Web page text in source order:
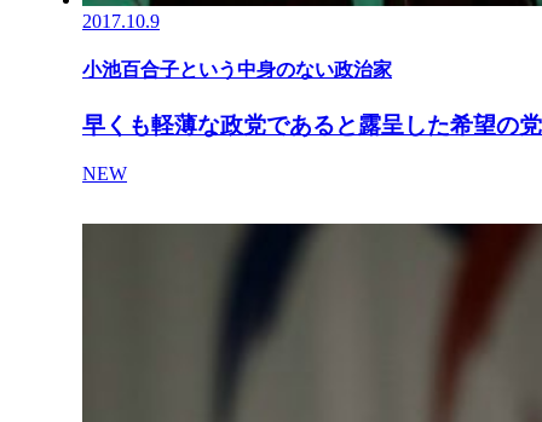
2017.10.9
小池百合子という中身のない政治家
早くも軽薄な政党であると露呈した希望の党
NEW